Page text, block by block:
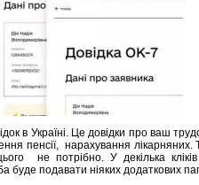
в Україні. Це довідки про ваш
пенсії, нарахування лікарняних.
не потрібно. У декілька
буде подавати ніяких додаткових